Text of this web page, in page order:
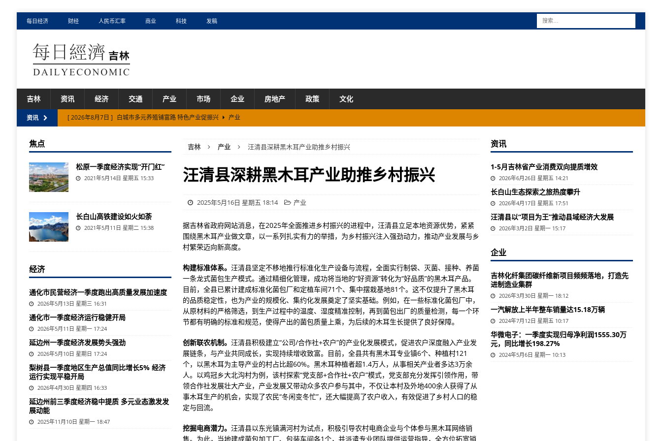
每日经济 财经 人民币汇率 商业 科技 发稿
吉林 资讯 经济 交通 产业 市场 企业 房地产 政策 文化
资讯 [ 2026年8月7日 ] 白城市多元养殖铺富路 特色产业促振兴
产业
[ 2026年8月7日 ] 辽源市借力长春现代化都市圈激活文旅新动能 市场
吉林 产业 汪清县深耕黑木耳产业助推乡村振兴
汪清县深耕黑木耳产业助推乡村振兴
2025年5月16日 星期五 18:14 产业
据吉林省政府网站消息，在2025年全面推进乡村振兴的进程中，汪清县立足本地资源优势，紧紧
围绕黑木耳产业做文章，以一系列扎实有力的举措，为乡村振兴注入强劲动力，推动产业发展与乡
村繁荣迈向新高度。
构建标准体系。汪清县坚定不移地推行标准化生产设备与流程，全面实行制袋、灭菌、接种、养菌
一条龙式菌包生产模式。通过精细化管理，成功将当地的“好资源”转化为“好品质”的黑木耳产品。
目前，全县已累计建成标准化菌包厂和定植车间71个、集中摆栽基地81个。这不仅提升了黑木耳
的品质稳定性，也为产业的规模化、集约化发展奠定了坚实基础。例如，在一些标准化菌包厂中，
从原材料的严格筛选，到生产过程中的温度、湿度精准控制，再到菌包出厂的质量检测，每一个环
节都有明确的标准和规范，使得产出的菌包质量上乘，为后续的木耳生长提供了良好保障。
创新联农机制。汪清县积极建立“公司/合作社+农户”的产业化发展模式，促进农户深度融入产业发
展链条，与产业共同成长，实现持续增收致富。目前，全县共有黑木耳专业镇6个、种植村121
个，以黑木耳为主导产业的村占比超60%。黑木耳种植者超1.4万人，从事相关产业者多达3万余
人。以鸡冠乡大北沟村为例，该村探索“党支部+合作社+农户”模式，党支部充分发挥引领作用，带
领合作社发展壮大产业，产业发展又带动众多农户参与其中，不仅让本村及外地400余人获得了从
事木耳生产的机会，实现了农民“冬闲变冬忙”，还大幅提高了农户收入，有效促进了乡村人口的稳
定与回流。
挖掘电商潜力。汪清县以东光镇满河村为试点，积极引导农村电商企业与个体参与黑木耳网络销
售。为此，当地建成菌包加工厂、包装车间各1个，并派遣专业团队提供运营指导，全方位拓宽销
焦点
松原一季度经济实现“开门红”
2021年5月14日 星期五 15:33
长白山高铁建设如火如荼
2021年5月11日 星期二 15:38
经济
通化市民营经济一季度跑出高质量发展加速度
2026年5月13日 星期三 16:31
通化市一季度经济运行稳健开局
2026年5月11日 星期一 17:24
延边州一季度经济发展势头强劲
2026年5月10日 星期日 17:24
梨树县一季度地区生产总值同比增长5% 经济
运行实现平稳开局
2026年4月30日 星期四 16:33
延边州前三季度经济稳中提质 多元业态激发发
展动能
2025年11月10日 星期一 18:47
资讯
1-5月吉林省产业消费双向提质增效
2026年6月26日 星期五 14:21
长白山生态探索之旅热度攀升
2026年4月17日 星期五 17:51
汪清县以“项目为王”推动县域经济大发展
2026年3月2日 星期一 15:17
企业
吉林化纤集团碳纤维新项目频频落地，打造先
进制造业集群
2026年3月30日 星期一 18:12
一汽解放上半年整车销量达15.18万辆
2024年7月12日 星期五 10:17
华微电子：一季度实现归母净利润1555.30万
元，同比增长198.27%
2024年5月6日 星期一 10:13